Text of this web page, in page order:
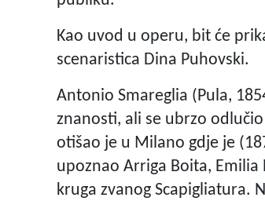
Kao uvod u operu, bit će
scenaristica Dina Puhovski.
Antonio Smareglia (Pula,
znanosti, ali se ubrzo
otišao je u Milano gdje je
upoznao Arriga Boita,
kruga zvanog Scapigliatura.